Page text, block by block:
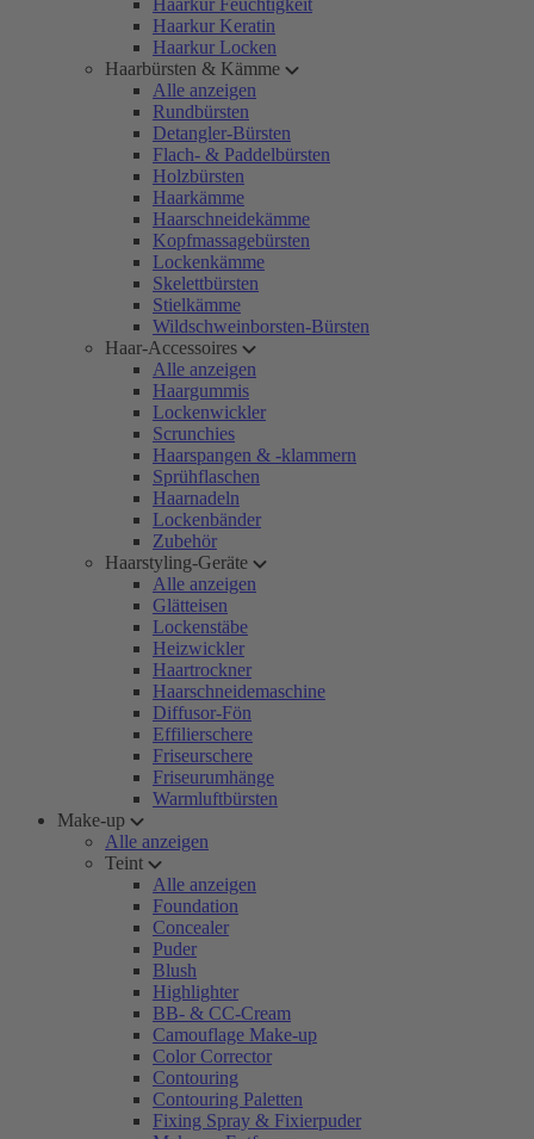
Haarkur Feuchtigkeit
Haarkur Keratin
Haarkur Locken
Haarbürsten & Kämme
Alle anzeigen
Rundbürsten
Detangler-Bürsten
Flach- & Paddelbürsten
Holzbürsten
Haarkämme
Haarschneidekämme
Kopfmassagebürsten
Lockenkämme
Skelettbürsten
Stielkämme
Wildschweinborsten-Bürsten
Haar-Accessoires
Alle anzeigen
Haargummis
Lockenwickler
Scrunchies
Haarspangen & -klammern
Sprühflaschen
Haarnadeln
Lockenbänder
Zubehör
Haarstyling-Geräte
Alle anzeigen
Glätteisen
Lockenstäbe
Heizwickler
Haartrockner
Haarschneidemaschine
Diffusor-Fön
Effilierschere
Friseurschere
Friseurumhänge
Warmluftbürsten
Make-up
Alle anzeigen
Teint
Alle anzeigen
Foundation
Concealer
Puder
Blush
Highlighter
BB- & CC-Cream
Camouflage Make-up
Color Corrector
Contouring
Contouring Paletten
Fixing Spray & Fixierpuder